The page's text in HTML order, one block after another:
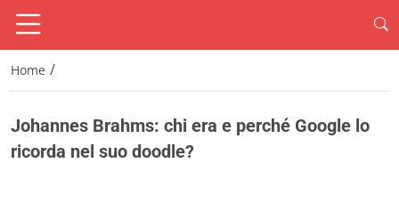
Home /
Johannes Brahms: chi era e perché Google lo
ricorda nel suo doodle?